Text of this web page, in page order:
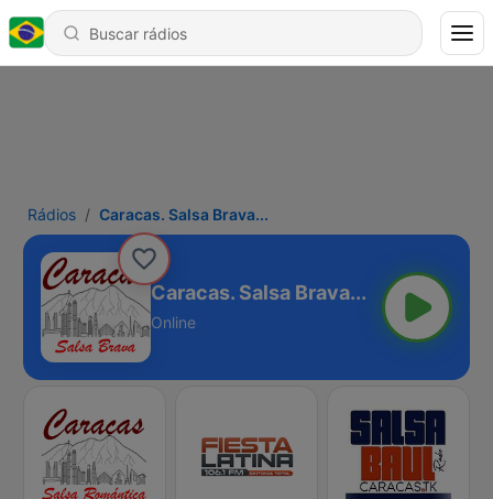
Rádios Caracas. Salsa Brava...
Caracas. Salsa Brava...
Online